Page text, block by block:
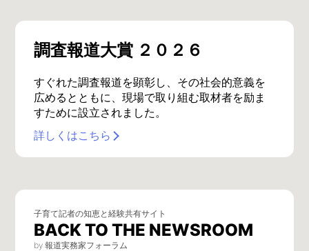
調査報道大賞 ２０２６
すぐれた調査報道を顕彰し、その社会的意義を
広めるとともに、現場で取り組む取材者を励ま
すために設立されました。
詳しくはこちら
子育て記者の知恵と経験共有サイト
BACK TO THE NEWSROOM
by 報道実務家フォーラム